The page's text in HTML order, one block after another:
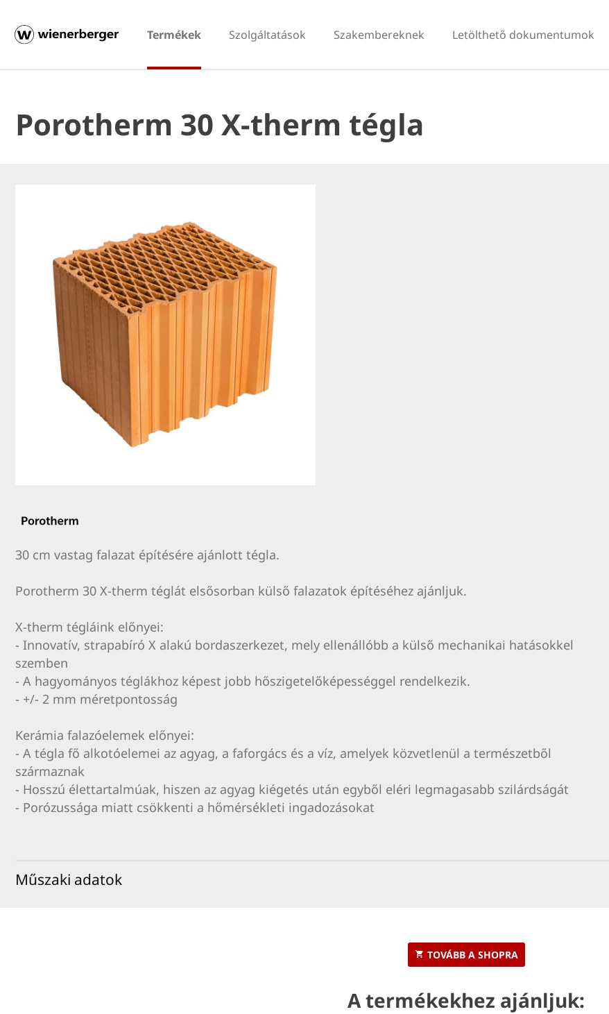
Termékek Szolgáltatások Szakembereknek Letölthető dokumentumok
Porotherm 30 X-therm tégla
30 cm vastag falazat építésére ajánlott tégla.
Porotherm 30 X-therm téglát elsősorban külső falazatok építéséhez ajánljuk.
X-therm tégláink előnyei:
- Innovatív, strapabíró X alakú bordaszerkezet, mely ellenállóbb a külső mechanikai hatásokkel
szemben
- A hagyományos téglákhoz képest jobb hőszigetelőképességgel rendelkezik.
- +/- 2 mm méretpontosság
Kerámia falazóelemek előnyei:
- A tégla fő alkotóelemei az agyag, a faforgács és a víz, amelyek közvetlenül a természetből
származnak
- Hosszú élettartalmúak, hiszen az agyag kiégetés után egyből eléri legmagasabb szilárdságát
- Porózussága miatt csökkenti a hőmérsékleti ingadozásokat
Műszaki adatok
TOVÁBB A SHOPRA
A termékekhez ajánljuk: